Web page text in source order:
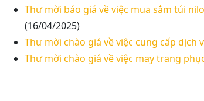
Thư mời báo giá về việc mua sắm túi
(16/04/2025)
Thư mời chào giá về việc cung cấp
Thư mời chào giá về việc may trang